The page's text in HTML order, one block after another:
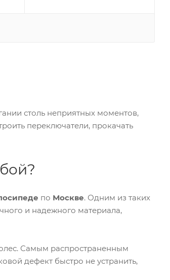
столь неприятных моментов,
переключатели, прокачать
по Москве. Одним из таких
и надежного материала,
Самым распространенным
дефект быстро не устранить,